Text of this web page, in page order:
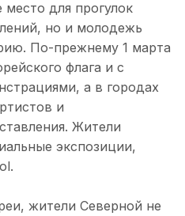
для прогулок
но и молодежь
По-прежнему 1 марта
флага и с
а в городах
и
Жители
экспозиции,
жители Северной не